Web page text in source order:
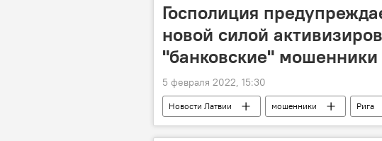
Госполиция
новой силой
"банковские" мошенники
5 февраля 2022, 15:30
Новости Латвии мошенники Рига